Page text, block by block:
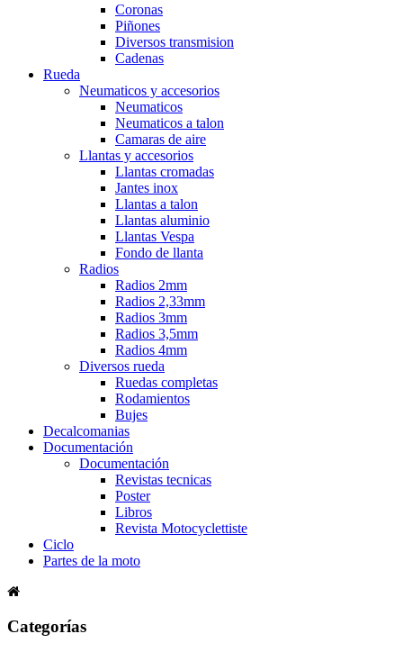
Coronas
Piñones
Diversos transmision
Cadenas
Rueda
Neumaticos y accesorios
Neumaticos
Neumaticos a talon
Camaras de aire
Llantas y accesorios
Llantas cromadas
Jantes inox
Llantas a talon
Llantas aluminio
Llantas Vespa
Fondo de llanta
Radios
Radios 2mm
Radios 2,33mm
Radios 3mm
Radios 3,5mm
Radios 4mm
Diversos rueda
Ruedas completas
Rodamientos
Bujes
Decalcomanias
Documentación
Documentación
Revistas tecnicas
Poster
Libros
Revista Motocyclettiste
Ciclo
Partes de la moto
Categorías